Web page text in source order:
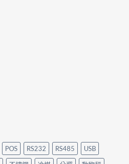
POS RS232 RS485
USB